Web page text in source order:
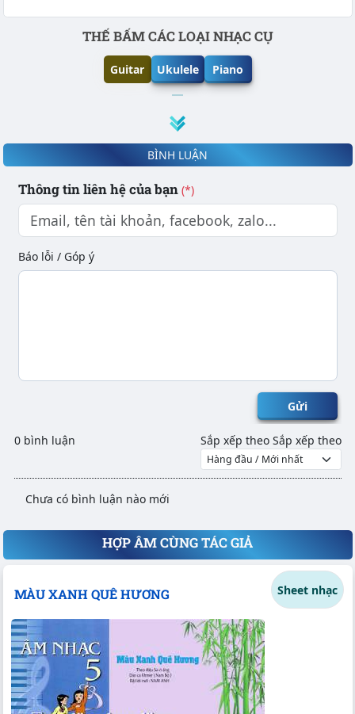
Phần nội dungTHẾ BẤM CÁC LOẠI NHẠC CỤ
Guitar Ukulele Piano
BÌNH LUẬN
Thông tin liên hệ của bạn (*)
Báo lỗi / Góp ý
Gửi
0 bình luận Sắp xếp theo Sắp xếp theo
Chưa có bình luận nào mới
HỢP ÂM CÙNG TÁC GIẢ
MÀU XANH QUÊ HƯƠNG Sheet nhạc